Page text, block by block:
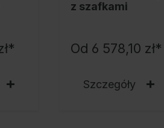
z szafkami
Od 6 578,10 zł*
Szczegóły